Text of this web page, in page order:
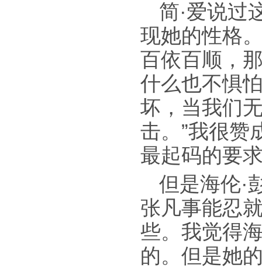
简·爱说过
现她的性格
百依百顺，
什么也不惧
坏，当我们
击。”我很赞
最起码的要
但是海伦·
张凡事能忍
些。我觉得
的。但是她